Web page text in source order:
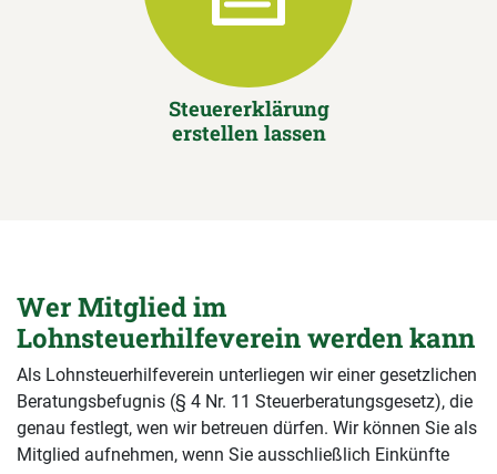
Steuererklärung
erstellen lassen
Wer Mitglied im
Lohnsteuerhilfeverein werden kann
Als Lohnsteuerhilfeverein unterliegen wir einer gesetzlichen
Beratungsbefugnis (§ 4 Nr. 11 Steuerberatungsgesetz), die
genau festlegt, wen wir betreuen dürfen. Wir können Sie als
Mitglied aufnehmen, wenn Sie ausschließlich Einkünfte